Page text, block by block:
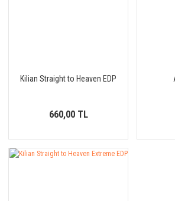
Kilian Straight to Heaven EDP
660,00 TL